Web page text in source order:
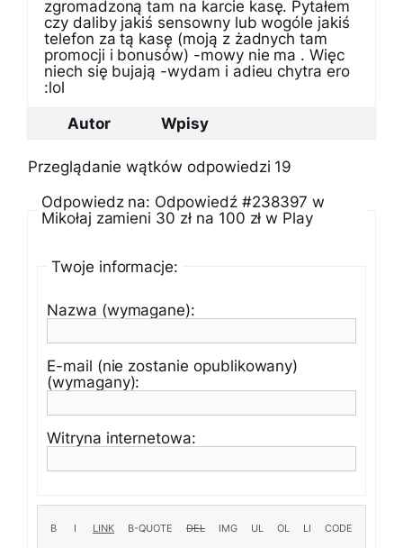
zgromadzoną tam na karcie kasę. Pytałem
czy daliby jakiś sensowny lub wogóle jakiś
telefon za tą kasę (moją z żadnych tam
promocji i bonusów) -mowy nie ma . Więc
niech się bujają -wydam i adieu chytra ero
:lol
Autor
Wpisy
Przeglądanie wątków odpowiedzi 19
Odpowiedz na: Odpowiedź #238397 w
Mikołaj zamieni 30 zł na 100 zł w Play
Twoje informacje:
Nazwa (wymagane):
E-mail (nie zostanie opublikowany)
(wymagany):
Witryna internetowa: